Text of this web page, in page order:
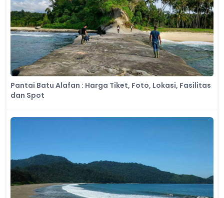
Pantai Batu Alafan : Harga Tiket, Foto, Lokasi, Fasilitas
dan Spot